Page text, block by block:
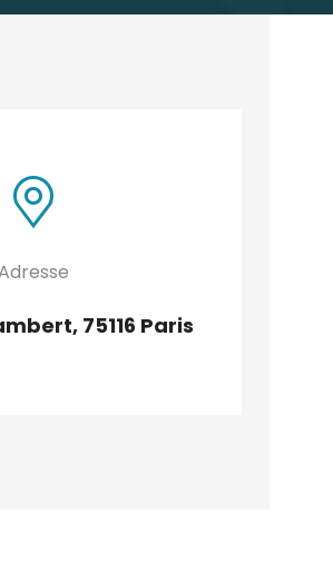
75116 Paris